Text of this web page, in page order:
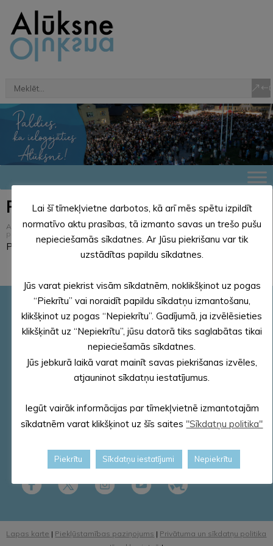
Pašvaldības pakalpojumi
Alūksnes novads >Pašvaldība>Pakalpojumi>Pašvaldības
pakalpojumi
Pašvaldības pakalpojumi
Pašvaldības rekvizīti
Reģ. Nr.90000018622
PVN reģ. Nr. LV 90000018622
AS „SEB banka”
Kods: UNLALV2X
E – pasts – dome@aluksne.lv
Lapas karte | Piekļūstamības paziņojums | Privātuma un sīkdatņu politika
Lai šī tīmekļvietne darbotos, kā arī mēs spētu izpildīt
normatīvo aktu prasības, tā izmanto savas un trešo pušu
nepieciešamās sīkdatnes. Ar Jūsu piekrišanu var tik
uzstādītas papildu sīkdatnes.
Jūs varat piekrist visām sīkdatnēm, noklikšķinot uz pogas
“Piekrītu” vai noraidīt papildu sīkdatņu izmantošanu,
klikšķinot uz pogas “Nepiekrītu”. Gadījumā, ja izvēlēsieties
klikšķināt uz “Nepiekrītu”, jūsu datorā tiks saglabātas tikai
nepieciešamās sīkdatnes.
Jūs jebkurā laikā varat mainīt savas piekrišanas izvēles,
atjauninot sīkdatņu iestatījumus.
Iegūt vairāk informācijas par tīmekļvietnē izmantotajām
sīkdatnēm varat klikšķinot uz šīs saites "Sīkdatņu politika"
Piekrītu Sīkdatņu iestatījumi Nepiekrītu